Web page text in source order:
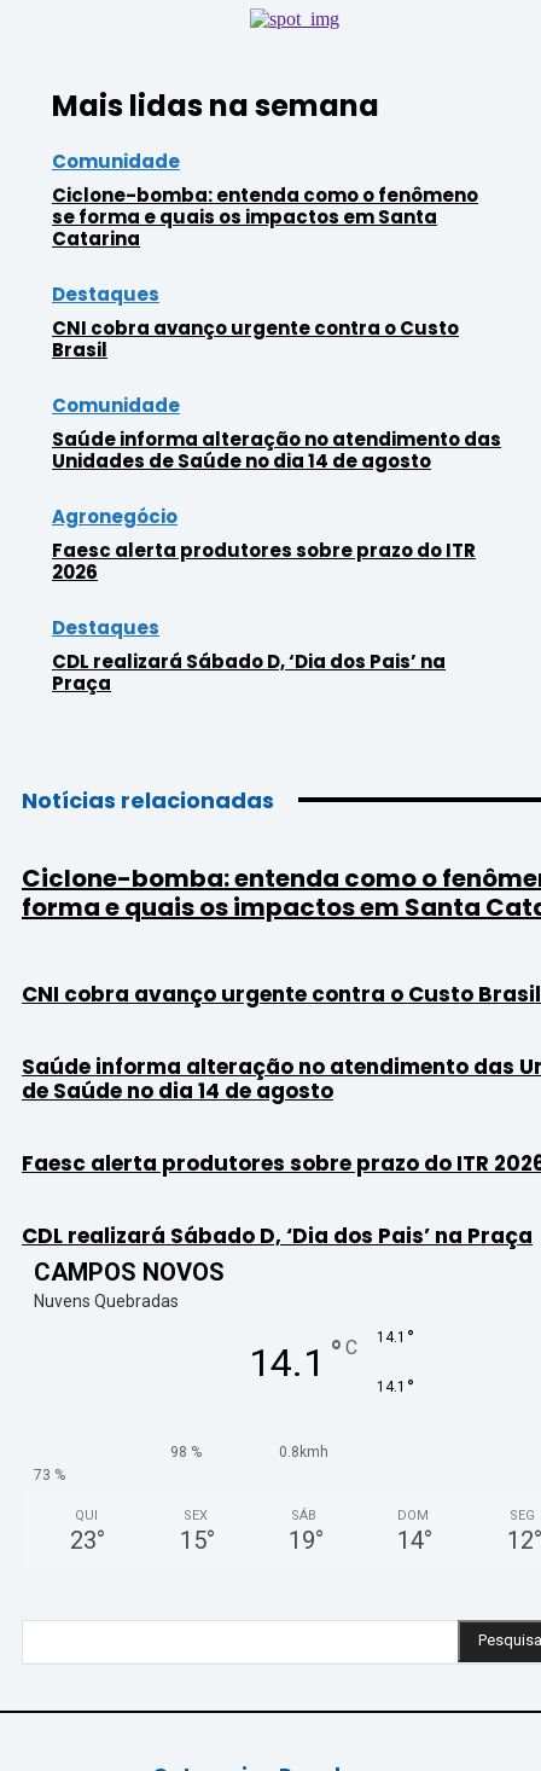
Mais lidas na semana
Comunidade
Ciclone-bomba: entenda como o fenômeno
se forma e quais os impactos em Santa
Catarina
Destaques
CNI cobra avanço urgente contra o Custo
Brasil
Comunidade
Saúde informa alteração no atendimento das
Unidades de Saúde no dia 14 de agosto
Agronegócio
Faesc alerta produtores sobre prazo do ITR
2026
Destaques
CDL realizará Sábado D, ‘Dia dos Pais’ na
Praça
Notícias relacionadas
Ciclone-bomba: entenda como o
forma e quais os impactos em Santa
CNI cobra avanço urgente contra o Custo Brasil
Saúde informa alteração no atendimento das
de Saúde no dia 14 de agosto
Faesc alerta produtores sobre prazo do ITR
CDL realizará Sábado D, ‘Dia dos Pais’ na Praça
CAMPOS NOVOS
Nuvens Quebradas
14.1 ° C 14.1 °
14.1 °
98 %
0.8kmh
73 %
QUI
23°
SEX
15°
SÁB
19°
DOM
14°
SEG
12°